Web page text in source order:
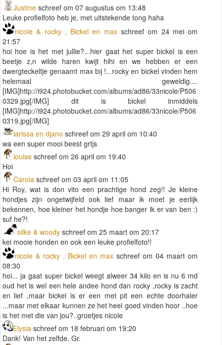
Justme schreef om 07 augustus om 13:48
Leuke profielfoto heb je, met uitstekende tong haha
nicole & rocky , Bickel en maxschreef om 24 mei om
21:57
hoi hoe is het met jullie?...hier gaat het super bickel is een
beetje z,n wilde haren kwijt hihi en we hebben er een
dwergteckeltje genaamt max bij !...rocky en bickel vinden hem
helemaal geweldig....
[IMG]http://i924.photobucket.com/albums/ad86/33nicole/P506
0329.jpg[/IMG] dit is bickel inmiddels
[IMG]http://i924.photobucket.com/albums/ad86/33nicole/P506
0319.jpg[/IMG]
larissa en djano schreef om 29 april om 10:40
wa een super mooi beest grtjs
louise schreef om 26 april om 19:40
Hoi
Carola schreef om 03 april om 11:05
Hi Roy, wat is don vito een prachtige hond zeg!! Je kleine
hondjes zijn ongetwijfeld ook lief maar ik moet je eerlijk
bekennen, hoe kleiner het hondje hoe banger ik er van ben :)
suf he?!
silke & woody schreef om 25 maart om 20:17
kei mooie honden en ook een leuke profielfoto!!
nicole & rocky , Bickel en max schreef om 04 maart om
08:30
hoi... ja gaat super bickel weegt alweer 34 kilo en is nu 6 md
oud het is wel een hele andee hond dan rocky ,rocky is zacht
en lief ,maar bickel is er een met pit een echte doorhaler
...maar met elkaar kunnen ze het heel goed vinden hoor ..hoe
is het met die van jou?..groetjes nicole
Elysia schreef om 18 februari om 19:20
Dank! Van het zelfde. Gr.